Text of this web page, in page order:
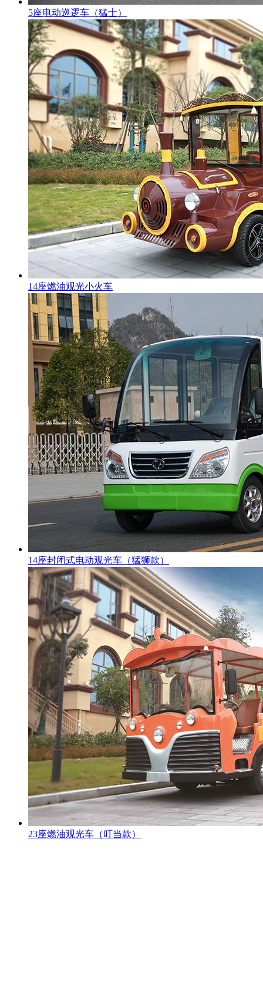
5座电动巡逻车（猛士）
14座燃油观光小火车
14座封闭式电动观光车（猛狮款）
23座燃油观光车（叮当款）